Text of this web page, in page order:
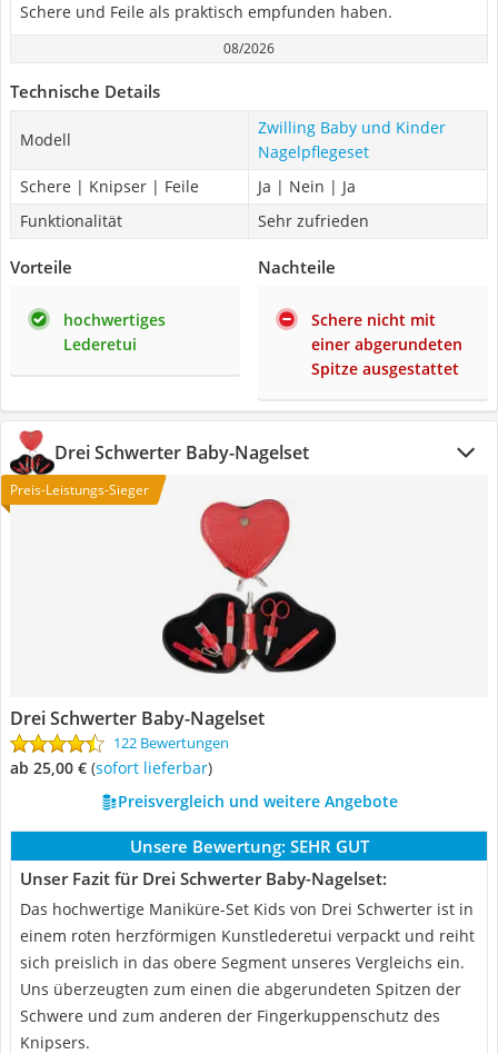
Schere und Feile als praktisch empfunden haben.
08/2026
Technische Details
Modell
Zwilling Baby und Kinder
Nagelpflegeset
Schere | Knipser | Feile
Ja | Nein | Ja
Funktionalität
Sehr zufrieden
Vorteile
hochwertiges
Lederetui
Nachteile
Schere nicht mit
einer abgerundeten
Spitze ausgestattet
Drei Schwerter Baby-Nagelset
Preis-Leistungs-Sieger
Drei Schwerter Baby-Nagelset
122 Bewertungen
ab 25,00 € ( Sofort lieferbar)
Preisvergleich und weitere Angebote
Unsere Bewertung: SEHR GUT
Unser Fazit für Drei Schwerter Baby-Nagelset:
Das hochwertige Maniküre-Set Kids von Drei Schwerter ist in
einem roten herzförmigen Kunstlederetui verpackt und reiht
sich preislich in das obere Segment unseres Vergleichs ein.
Uns überzeugten zum einen die abgerundeten Spitzen der
Schwere und zum anderen der Fingerkuppenschutz des
Knipsers.